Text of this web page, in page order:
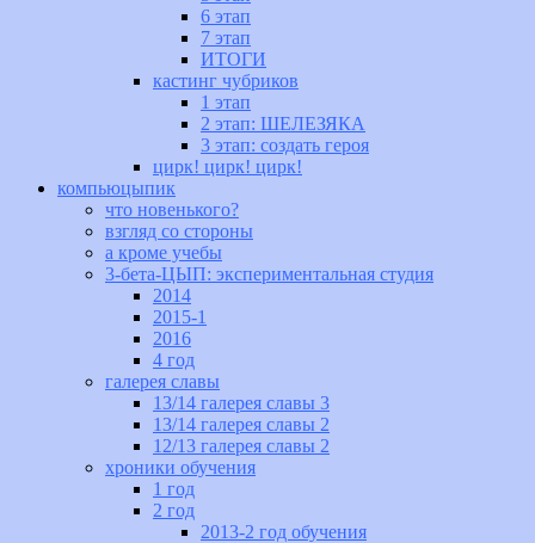
6 этап
7 этап
ИТОГИ
кастинг чубриков
1 этап
2 этап: ШЕЛЕЗЯКА
3 этап: создать героя
цирк! цирк! цирк!
компьюцыпик
что новенького?
взгляд со стороны
а кроме учебы
3-бета-ЦЫП: экспериментальная студия
2014
2015-1
2016
4 год
галерея славы
13/14 галерея славы 3
13/14 галерея славы 2
12/13 галерея славы 2
хроники обучения
1 год
2 год
2013-2 год обучения